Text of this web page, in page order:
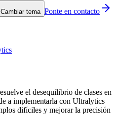
Cambiar tema Ponte en contacto
el desequilibrio de clases en
a implementarla con Ultralytics
difíciles y mejorar la precisión